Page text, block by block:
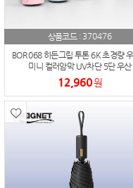
상품코드 : 370476
BOR 068 히든그립 투톤 6K 초경량
미니 컬러암막 UV차단 5단 우산
12,960원